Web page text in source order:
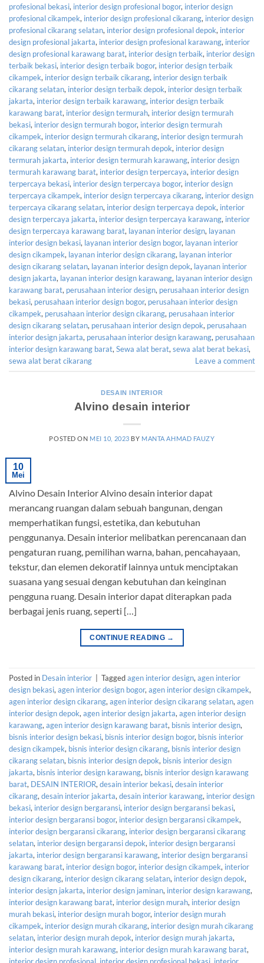
profesional bekasi, interior design profesional bogor, interior design
profesional cikampek, interior design profesional cikarang, interior design
profesional cikarang selatan, interior design profesional depok, interior
design profesional jakarta, interior design profesional karawang, interior
design profesional karawang barat, interior design terbaik, interior design
terbaik bekasi, interior design terbaik bogor, interior design terbaik
cikampek, interior design terbaik cikarang, interior design terbaik
cikarang selatan, interior design terbaik depok, interior design terbaik
jakarta, interior design terbaik karawang, interior design terbaik
karawang barat, interior design termurah, interior design termurah
bekasi, interior design termurah bogor, interior design termurah
cikampek, interior design termurah cikarang, interior design termurah
cikarang selatan, interior design termurah depok, interior design
termurah jakarta, interior design termurah karawang, interior design
termurah karawang barat, interior design terpercaya, interior design
terpercaya bekasi, interior design terpercaya bogor, interior design
terpercaya cikampek, interior design terpercaya cikarang, interior design
terpercaya cikarang selatan, interior design terpercaya depok, interior
design terpercaya jakarta, interior design terpercaya karawang, interior
design terpercaya karawang barat, layanan interior design, layanan
interior design bekasi, layanan interior design bogor, layanan interior
design cikampek, layanan interior design cikarang, layanan interior
design cikarang selatan, layanan interior design depok, layanan interior
design jakarta, layanan interior design karawang, layanan interior design
karawang barat, perusahaan interior design, perusahaan interior design
bekasi, perusahaan interior design bogor, perusahaan interior design
cikampek, perusahaan interior design cikarang, perusahaan interior
design cikarang selatan, perusahaan interior design depok, perusahaan
interior design jakarta, perusahaan interior design karawang, perusahaan
interior design karawang barat, Sewa alat berat, sewa alat berat bekasi,
sewa alat berat cikarang
Leave a comment
DESAIN INTERIOR
Alvino desain interior
POSTED ON MEI 10, 2023 BY MANTA AHMAD FAUZY
10
Mei
Alvino Desain Interior Alvino desain interior dapat
merancang ruangan dalam sebuah bangunan, dengan
memperhatikan fungsi, estetika, dan kebutuhan
penggunanya. Desain interior melibatkan perencanaan dan
pengaturan ruang, pemilihan warna, bahan, pencahayaan,
tekstur, dan elemen dekoratif lainnya untuk menciptakan
suasana yang sesuai dengan kebutuhan dan keinginan
pengguna ruang. Desain interior dapat diterapkan pada
berbagai jenis ruang, seperti […]
CONTINUE READING →
Posted in Desain interior Taggedagen interior design,agen interior
design bekasi,agen interior design bogor,agen interior design cikampek,
agen interior design cikarang,agen interior design cikarang selatan,agen
interior design depok,agen interior design jakarta,agen interior design
karawang,agen interior design karawang barat, bisnis interior design,
bisnis interior design bekasi, bisnis interior design bogor, bisnis interior
design cikampek, bisnis interior design cikarang, bisnis interior design
cikarang selatan, bisnis interior design depok, bisnis interior design
jakarta, bisnis interior design karawang, bisnis interior design karawang
barat, DESAIN INTERIOR,desain interior bekasi,desain interior
cikarang,desain interior jakarta,desain interior karawang, interior design
bekasi, interior design bergaransi, interior design bergaransi bekasi,
interior design bergaransi bogor, interior design bergaransi cikampek,
interior design bergaransi cikarang, interior design bergaransi cikarang
selatan, interior design bergaransi depok, interior design bergaransi
jakarta, interior design bergaransi karawang, interior design bergaransi
karawang barat, interior design bogor, interior design cikampek, interior
design cikarang, interior design cikarang selatan, interior design depok,
interior design jakarta, interior design jaminan, interior design karawang,
interior design karawang barat, interior design murah, interior design
murah bekasi, interior design murah bogor, interior design murah
cikampek, interior design murah cikarang, interior design murah cikarang
selatan, interior design murah depok, interior design murah jakarta,
interior design murah karawang, interior design murah karawang barat,